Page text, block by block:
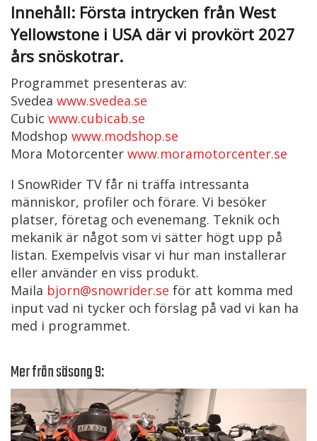
Innehåll: Första intrycken från West
Yellowstone i USA där vi provkört 2027
års snöskotrar.
Programmet presenteras av:
Svedea www.svedea.se
Cubic www.cubicab.se
Modshop www.modshop.se
Mora Motorcenter www.moramotorcenter.se
I SnowRider TV får ni träffa intressanta
människor, profiler och förare. Vi besöker
platser, företag och evenemang. Teknik och
mekanik är något som vi sätter högt upp på
listan. Exempelvis visar vi hur man installerar
eller använder en viss produkt.
Maila bjorn@snowrider.se för att komma med
input vad ni tycker och förslag på vad vi kan ha
med i programmet.
Mer från säsong 9: